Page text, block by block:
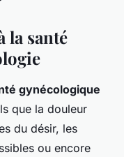
la santé
gynécologique
que la douleur
du désir, les
ou encore